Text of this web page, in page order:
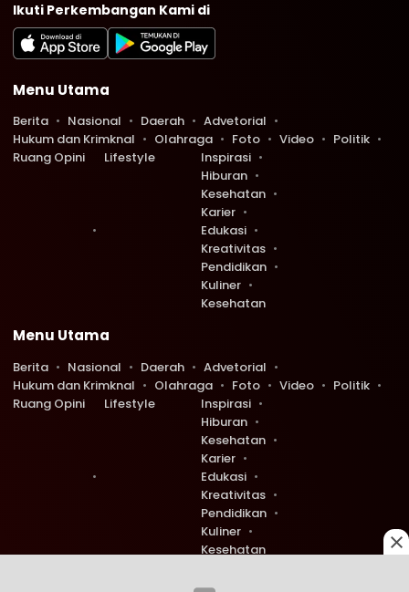
Ikuti Perkembangan Kami di
Menu Utama
Berita Nasional Daerah
Advetorial
Hukum dan Krimknal
Olahraga Foto Video
Politik
Ruang Opini
Lifestyle
Inspirasi
Hiburan
Kesehatan
Karier
Edukasi
Kreativitas
Pendidikan
Kuliner
Kesehatan
Menu Utama
Berita Nasional Daerah
Advetorial
Hukum dan Krimknal
Olahraga Foto Video
Politik
Ruang Opini
Lifestyle
Inspirasi
Hiburan
Kesehatan
Karier
Edukasi
Kreativitas
Pendidikan
Kuliner
Kesehatan